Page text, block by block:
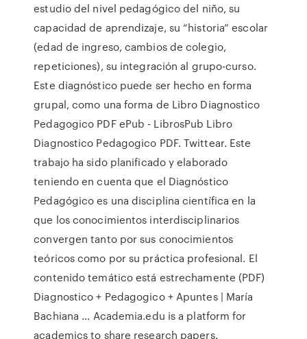
estudio del nivel pedagógico del niño, su
capacidad de aprendizaje, su “historia” escolar
(edad de ingreso, cambios de colegio,
repeticiones), su integración al grupo-curso.
Este diagnóstico puede ser hecho en forma
grupal, como una forma de Libro Diagnostico
Pedagogico PDF ePub - LibrosPub Libro
Diagnostico Pedagogico PDF. Twittear. Este
trabajo ha sido planificado y elaborado
teniendo en cuenta que el Diagnóstico
Pedagógico es una disciplina científica en la
que los conocimientos interdisciplinarios
convergen tanto por sus conocimientos
teóricos como por su práctica profesional. El
contenido temático está estrechamente (PDF)
Diagnostico + Pedagogico + Apuntes | María
Bachiana ... Academia.edu is a platform for
academics to share research papers.